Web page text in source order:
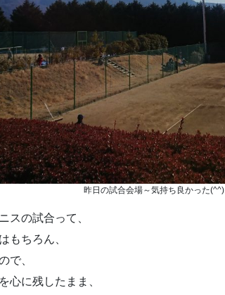
昨日の試合会場～気持ち良かった(^^)
スの試合って、
もちろん、
で、
心に残したまま、